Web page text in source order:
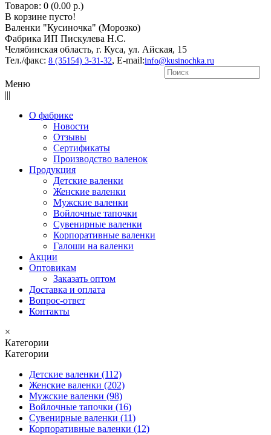
Товаров: 0 (0.00 р.)
В корзине пусто!
Валенки "Кусиночкa" (Морозко)
Фабрика ИП Пискулева Н.С.
Челябинская область, г. Куса, ул. Айская, 15
Тел./факс: 8 (35154) 3-31-32, E-mail:info@kusinochka.ru
Меню
|||
О фабрике
Новости
Отзывы
Сертификаты
Производство валенок
Продукция
Детские валенки
Женские валенки
Мужские валенки
Войлочные тапочки
Сувенирные валенки
Корпоративные валенки
Галоши на валенки
Акции
Оптовикам
Заказать оптом
Доставка и оплата
Вопрос-ответ
Контакты
×
Категории
Категории
Детские валенки (112)
Женские валенки (202)
Мужские валенки (98)
Войлочные тапочки (16)
Сувенирные валенки (11)
Корпоративные валенки (12)